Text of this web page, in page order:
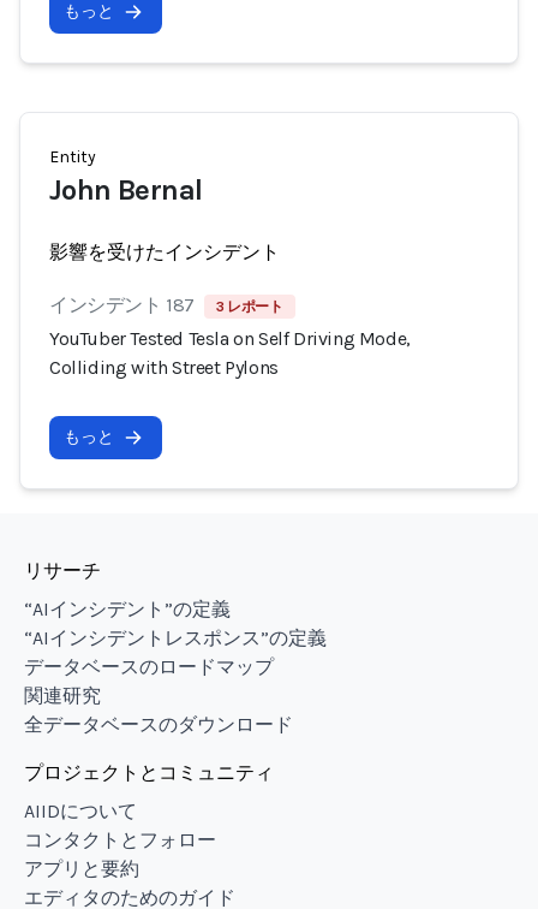
もっと
Entity
John Bernal
影響を受けたインシデント
インシデント 187 3 レポート
YouTuber Tested Tesla on Self Driving Mode,
Colliding with Street Pylons
もっと
リサーチ
“AIインシデント”の定義
“AIインシデントレスポンス”の定義
データベースのロードマップ
関連研究
全データベースのダウンロード
プロジェクトとコミュニティ
AIIDについて
コンタクトとフォロー
アプリと要約
エディタのためのガイド